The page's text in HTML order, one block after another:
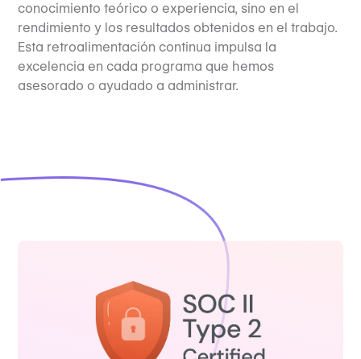
conocimiento teórico o experiencia, sino en el
rendimiento y los resultados obtenidos en el trabajo.
Esta retroalimentación continua impulsa la
excelencia en cada programa que hemos
asesorado o ayudado a administrar.